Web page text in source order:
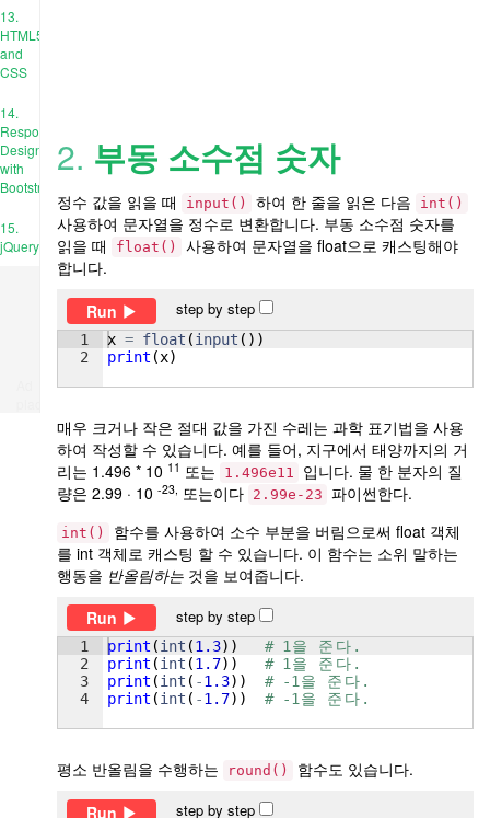
13.
HTML5
and
CSS
14.
Responsive
Design
with
Bootstrap
15.
jQuery
2. 부동 소수점 숫자
정수 값을 읽을 때 input() 하여 한 줄을 읽은 다음 int()
사용하여 문자열을 정수로 변환합니다. 부동 소수점 숫자를
읽을 때
float()
사용하여 문자열을 float으로 캐스팅해야
합니다.
Run
step by step
1
2
x = float (input ( ))
print (x)
매우 크거나 작은 절대 값을 가진 수레는 과학 표기법을 사용
하여 작성할 수 있습니다. 예를 들어, 지구에서 태양까지의 거
리는 1.496 * 10 11 또는 1.496e11
입니다. 물 한 분자의 질
량은 2.99 · 10-23, 또는이다 2.99e-23 파이썬한다.
int()
함수를 사용하여 소수 부분을 버림으로써 float 객체
를 int 객체로 캐스팅 할 수 있습니다. 이 함수는 소위 말하는
행동을 반올림하는 것을 보여줍니다.
Run
step by step
1
2
3
4
print (int (1.3)) # 1을 준 다 .
print (int (1.7)) # 1을 준 다 .
print (int ( -1.3)) # -1을 준 다 .
print (int ( -1.7)) # -1을 준 다 .
평소 반올림을 수행하는 round()
함수도 있습니다.
Run
step by step